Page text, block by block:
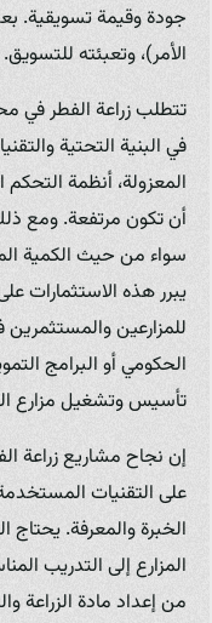
جودة وقيمة تسويقية.
الأمر)، وتعبئته للتسويق.
تتطلب زراعة الفطر في
في البنية التحتية
المعزولة، أنظمة
أن تكون مرتفعة. ومع
سواء من حيث الكمية
يبرر هذه الاستثمارات
للمزارعين
الحكومي أو البرامج
تأسيس وتشغيل مزارع
إن نجاح مشاريع زراعة
على التقنيات
الخبرة والمعرفة. يحتاج
المزارع إلى التدريب
من إعداد مادة الزراعة